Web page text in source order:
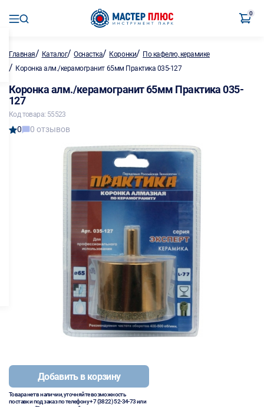
0
Главная/ Каталог/Оснастка/ Коронки/ По кафелю, керамике
/ Коронка алм./керамогранит 65мм Практика 035-127
Коронка алм./керамогранит 65мм Практика 035-
127
Код товара: 55523
0 0 отзывов
Добавить в корзину
Товара нет в наличии, уточняйте возможность
поставки под заказ по телефону+7 (3822) 52-34-73или